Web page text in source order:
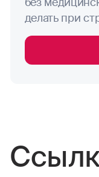
водные
гандбол
исключения:
альпинизмом,
зависимости от
условие
делать при